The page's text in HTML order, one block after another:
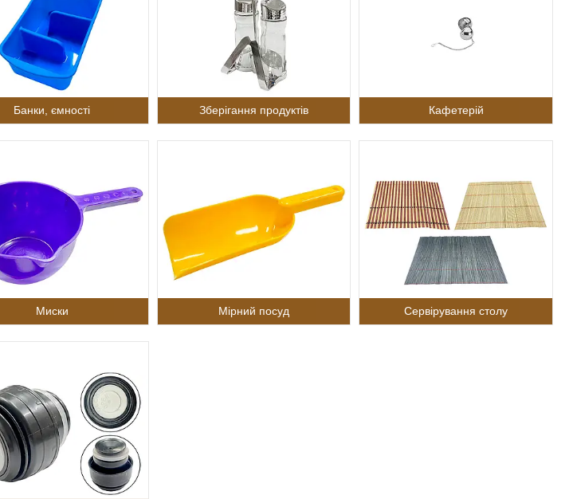
Банки, ємності Зберігання продуктів Кафетерій
Миски Мірний посуд Сервірування столу